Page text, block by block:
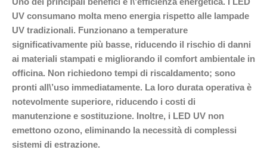
Uno dei principali benefici è l\’efficienza energetica. I LED
UV consumano molta meno energia rispetto alle lampade
UV tradizionali. Funzionano a temperature
significativamente più basse, riducendo il rischio di danni
ai materiali stampati e migliorando il comfort ambientale in
officina. Non richiedono tempi di riscaldamento; sono
pronti all\’uso immediatamente. La loro durata operativa è
notevolmente superiore, riducendo i costi di
manutenzione e sostituzione. Inoltre, i LED UV non
emettono ozono, eliminando la necessità di complessi
sistemi di estrazione.